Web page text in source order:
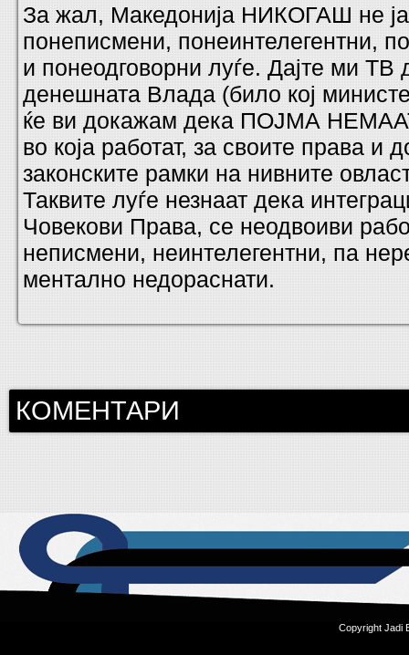
За жал, Македонија НИКОГАШ не
понеписмени, понеинтелегентни,
и понеодговорни луѓе. Дајте ми ТВ
денешната Влада (било кој
ќе ви докажам дека ПОЈМА НЕМААТ
во која работат, за своите права и
законските рамки на нивните
Таквите луѓе незнаат дека
Човекови Права, се неодвоиви
неписмени, неинтелегентни, па
ментално недораснати.
КОМЕНТАРИ
Copyright Jadi